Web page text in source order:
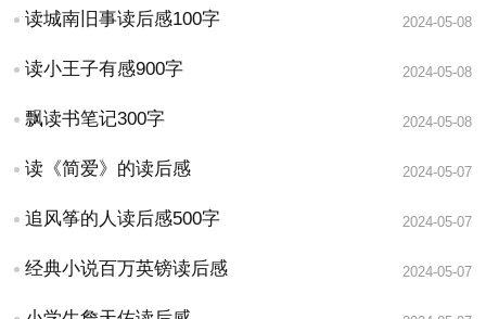
读城南旧事读后感100字 2024-05-08
读小王子有感900字 2024-05-08
飘读书笔记300字 2024-05-08
读《简爱》的读后感 2024-05-07
追风筝的人读后感500字 2024-05-07
经典小说百万英镑读后感 2024-05-07